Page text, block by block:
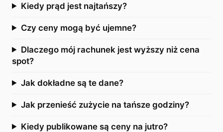
Kiedy prąd jest najtańszy?
Czy ceny mogą być ujemne?
Dlaczego mój rachunek jest wyższy niż cena
spot?
Jak dokładne są te dane?
Jak przenieść zużycie na tańsze godziny?
Kiedy publikowane są ceny na jutro?